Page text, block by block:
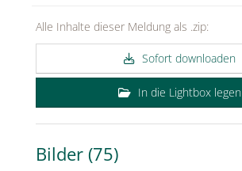
Alle Inhalte dieser Meldung als .zip:
Sofort downloaden
In die Lightbox legen
Bilder (75)